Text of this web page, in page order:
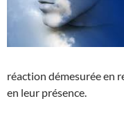
réaction démesurée en
en leur présence.